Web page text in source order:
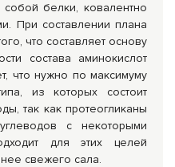
белки, ковалентно
При составлении плана
что составляет основу
состава аминокислот
что нужно по максимуму
из которых состоит
так как протеогликаны
с некоторыми
для этих целей
свежего сала.